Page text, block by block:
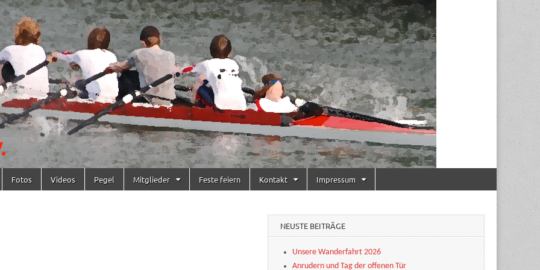
Fotos Videos Pegel Mitglieder Feste feiern Kontakt Impressum
NEUSTE BEITRÄGE
Unsere Wanderfahrt 2026
Anrudern und Tag der offenen Tür